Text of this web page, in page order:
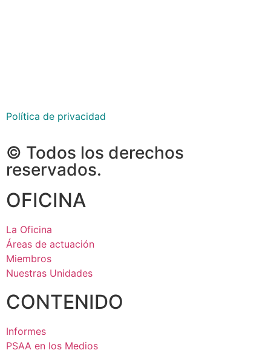
Política de privacidad
© Todos los derechos
reservados.
OFICINA
La Oficina
Áreas de actuación
Miembros
Nuestras Unidades
CONTENIDO
Informes
PSAA en los Medios